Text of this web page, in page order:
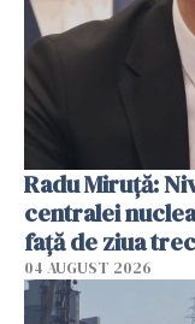
Radu Miruţă:
centralei
faţă de ziua
04 AUGUST 2026